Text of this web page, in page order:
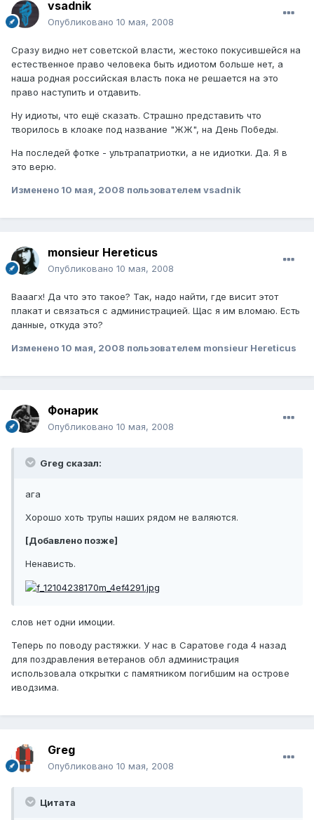
vsadnik
Опубликовано 10 мая, 2008
Сразу видно нет советской власти, жестоко покусившейся на
естественное право человека быть идиотом больше нет, а
наша родная российская власть пока не решается на это
право наступить и отдавить.
Ну идиоты, что ещё сказать. Страшно представить что
творилось в клоаке под название "ЖЖ", на День Победы.
На последей фотке - ультрапатриотки, а не идиотки. Да. Я в
это верю.
Изменено 10 мая, 2008 пользователем vsadnik
monsieur Hereticus
Опубликовано 10 мая, 2008
Вааагх! Да что это такое? Так, надо найти, где висит этот
плакат и связаться с администрацией. Щас я им вломаю. Есть
данные, откуда это?
Изменено 10 мая, 2008 пользователем monsieur Hereticus
Фонарик
Опубликовано 10 мая, 2008
Greg сказал:
ага
Хорошо хоть трупы наших рядом не валяются.
[Добавлено позже]
Ненависть.
слов нет одни имоции.
Теперь по поводу растяжки. У нас в Саратове года 4 назад
для поздравления ветеранов обл администрация
использовала открытки с памятником погибшим на острове
иводзима.
Greg
Опубликовано 10 мая, 2008
Цитата